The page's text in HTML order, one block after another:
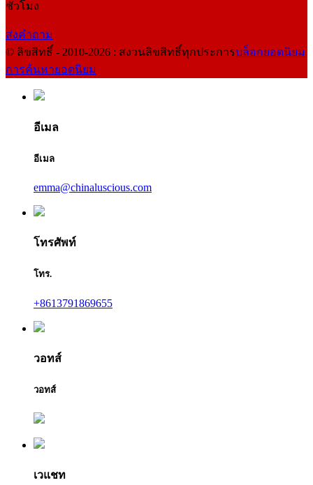
ชั่วโมง
ส่งคำถาม
© ลิขสิทธิ์ - 2010-2026 : สงวนลิขสิทธิ์ทุกประการบล็อกยอดนิยม
การค้นหายอดนิยม
อีเมล
อีเมล
emma@chinaluscious.com
โทรศัพท์
โทร.
+8613791869655
วอทส์
วอทส์
เวแชท